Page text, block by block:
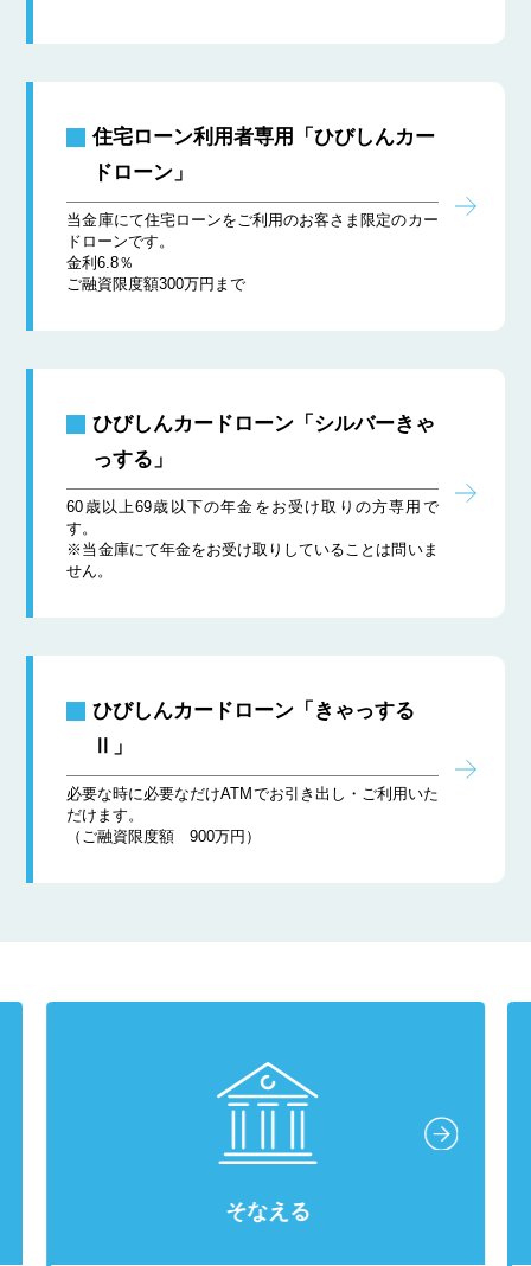
住宅ローン利用者専用「ひびしんカー
ドローン」
当金庫にて住宅ローンをご利用のお客さま限定のカー
ドローンです。
金利6.8％
ご融資限度額300万円まで
ひびしんカードローン「シルバーきゃ
っする」
60歳以上69歳以下の年金をお受け取りの方専用で
す。
※当金庫にて年金をお受け取りしていることは問いま
せん。
ひびしんカードローン「きゃっする
Ⅱ」
必要な時に必要なだけATMでお引き出し・ご利用いた
だけます。
（ご融資限度額 900万円）
そなえる